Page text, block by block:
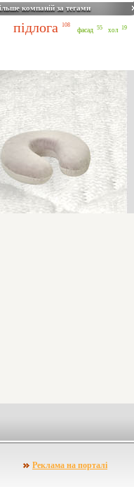
компаній за тегами
підлога 108
фасад 55 хол 19
Реклама на порталі